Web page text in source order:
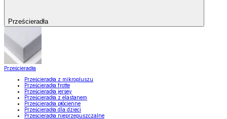
Prześcieradła
Prześcieradła
Prześcieradła z mikropluszu
Prześcieradła frotte
Prześcieradła jersey
Prześcieradła z elastanem
Prześcieradła płócienne
Prześcieradła dla dzieci
Prześcieradła nieprzepuszczalne